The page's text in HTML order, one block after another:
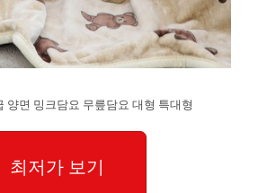
양면 밍크담요 무릎담요 대형 특대형
최저가 보기